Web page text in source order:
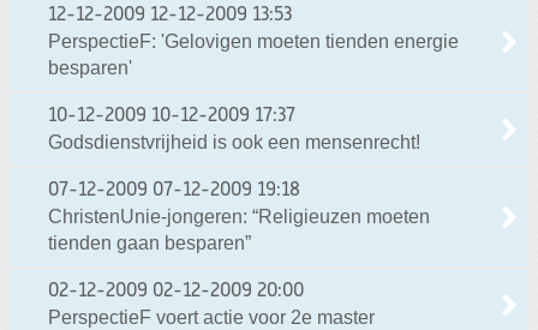
12-12-2009 12-12-2009 13:53
PerspectieF: 'Gelovigen moeten tienden energie
besparen'
10-12-2009 10-12-2009 17:37
Godsdienstvrijheid is ook een mensenrecht!
07-12-2009 07-12-2009 19:18
ChristenUnie-jongeren: “Religieuzen moeten
tienden gaan besparen”
02-12-2009 02-12-2009 20:00
PerspectieF voert actie voor 2e master